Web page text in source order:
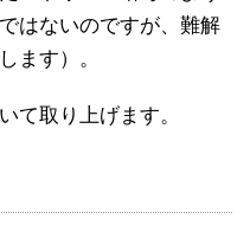
はないのですが、難解
ます）。
て取り上げます。